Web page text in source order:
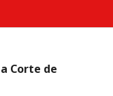
Corte de